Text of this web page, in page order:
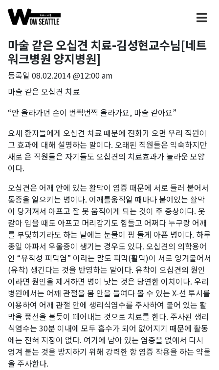
마술 같은 오십견 치료-김성현교수님[네트
워크병원 양지병원]
등록일 08.02.2014 @12:00 am
마술 같은 오십견 치료
“안 올라가던 손이 번쩍번쩍 올라가요, 마술 같아요”
요새 환자들에게 오십견 치료 때문에 전화가 오면 우리 직원이
그 효과에 대해 설명하는 말이다. 오래된 직원들은 익숙하지만
새로 온 직원들은 자기들도 오십견의 치료효과가 놀라운 모양
이다.
오십견은 어깨 안에 있는 활막이 염증 때문에 서로 들러 붙어서
통증을 일으키는 병이다. 어깨를움직일 때마다 붙어있는 활막
이 당겨져서 아프고 잘 못 움직이게 되는 것이 주 증상이다. 옷
갈아 입을 때도 아프고 머리감기도 힘들고 어쩌다 누구랑 어깨
를 부딫히기라도 하는 날에는 눈물이 핑 돌게 아픈 병이다. 하루
종일 아파서 우울증이 생기는 경우도 있다. 오십견의 의학용어
인 “유착성 피막염” 이라는 말도 피막(활막)이 서로 엉겨붙어서
(유착) 생긴다는 것을 반영하는 말이다. 유착이 오십견의 원인
이라면 원인을 제거하면 병이 낫는 것은 당연한 이치이다. 우리
병원에서는 어깨 관절을 몸 안을 들여다 볼 수 있는 X-선 투시를
이용하여 어깨 관절 안에 생리식염수를 주사하여 붙어 있는 활
막을 풍선을 불듯이 떼어내는 것으로 치료를 한다. 주사된 생리
식염수는 30분 이내에 모두 흡수가 되어 없어지기 때문에 활동
에는 전혀 지장이 없다. 여기에 남아 있는 염증을 없애서 다시
엉겨 붙는 것을 방지하기 위해 강력한 항 염증 작용을 하는 약물
을 주사한다.